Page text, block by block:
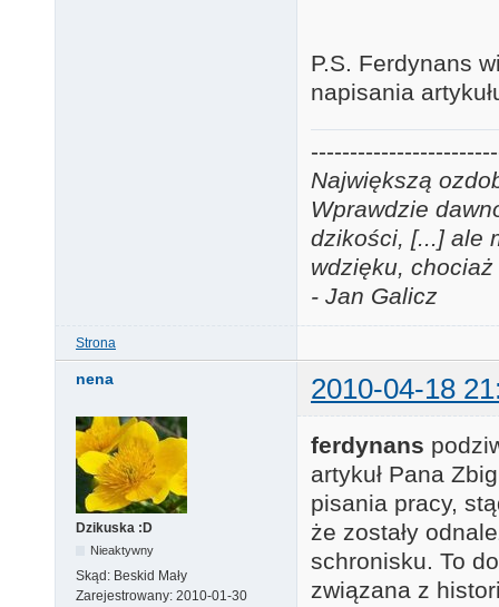
P.S. Ferdynans
napisania
Największą
Wprawdzie
dzikości, [...] ale
wdzięku,
- Jan Galicz
Strona
nena 2010-04-18
Dzikuska :D
Nieaktywny
Skąd: Beskid Mały
Zarejestrowany: 2010-01-30
ferdynans
artykuł Pana
pisania pracy,
że zostały
schronisku. To
związana z